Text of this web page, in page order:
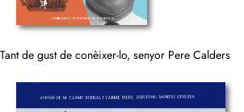
Tant de gust de conèixer-lo, senyor Pere Calders